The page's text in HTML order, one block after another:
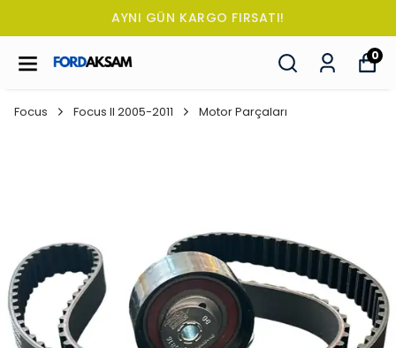
AYNI GÜN KARGO FIRSATI!
0
Focus Focus II 2005-2011 Motor Parçaları